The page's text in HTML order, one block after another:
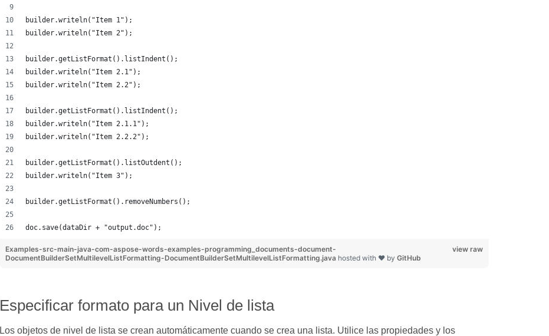
builder.writeln("Item 1");
builder.writeln("Item 2");
builder.getListFormat().listIndent();
builder.writeln("Item 2.1");
builder.writeln("Item 2.2");
builder.getListFormat().listIndent();
builder.writeln("Item 2.1.1");
builder.writeln("Item 2.2.2");
builder.getListFormat().listOutdent();
builder.writeln("Item 3");
builder.getListFormat().removeNumbers();
doc.save(dataDir + "output.doc");
view raw
Examples-src-main-java-com-aspose-words-examples-programming_documents-document-
DocumentBuilderSetMultilevelListFormatting-DocumentBuilderSetMultilevelListFormatting.java hosted with ❤ by GitHub
Especificar formato para un Nivel de lista
Los objetos de nivel de lista se crean automáticamente cuando se crea una lista. Utilice las propiedades y los